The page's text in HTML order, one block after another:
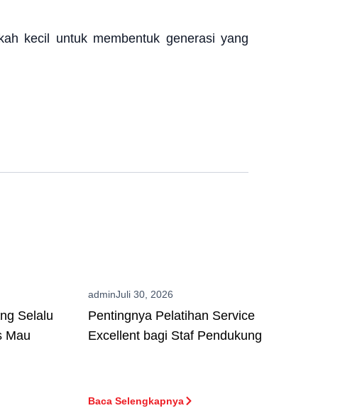
kecil untuk membentuk generasi yang
Selalu
Mau
adminJuli 30, 2026
Pentingnya Pelatihan Service
Excellent bagi Staf Pendukung
Baca Selengkapnya